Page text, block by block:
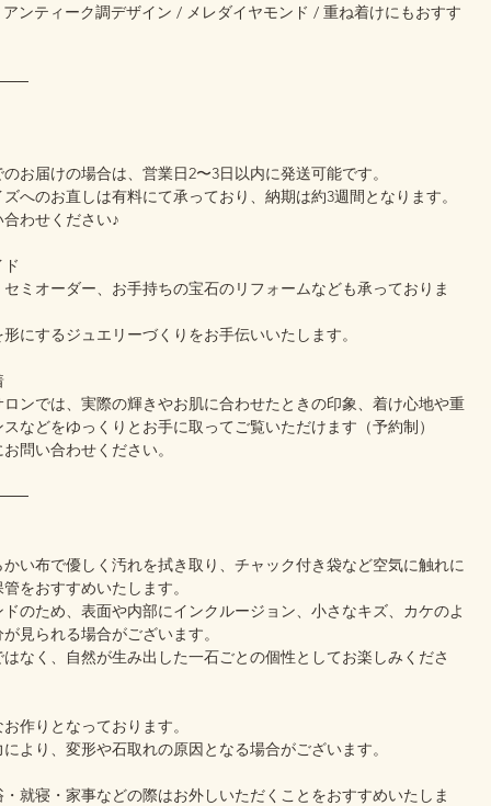
ンティーク調デザイン / メレダイヤモンド / 重ね着けにもおすす
お届けの場合は、営業日2〜3日以内に発送可能です。
へのお直しは有料にて承っており、納期は約3週間となります。
わせください♪
ド
ミオーダー、お手持ちの宝石のリフォームなども承っておりま
にするジュエリーづくりをお手伝いいたします。
ンでは、実際の輝きやお肌に合わせたときの印象、着け心地や重
などをゆっくりとお手に取ってご覧いただけます（予約制）
問い合わせください。
い布で優しく汚れを拭き取り、チャック付き袋など空気に触れに
をおすすめいたします。
のため、表面や内部にインクルージョン、小さなキズ、カケのよ
見られる場合がございます。
なく、自然が生み出した一石ごとの個性としてお楽しみくださ
作りとなっております。
より、変形や石取れの原因となる場合がございます。
就寝・家事などの際はお外しいただくことをおすすめいたしま